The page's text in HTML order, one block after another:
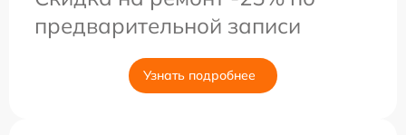
предварительной записи
Узнать подробнее